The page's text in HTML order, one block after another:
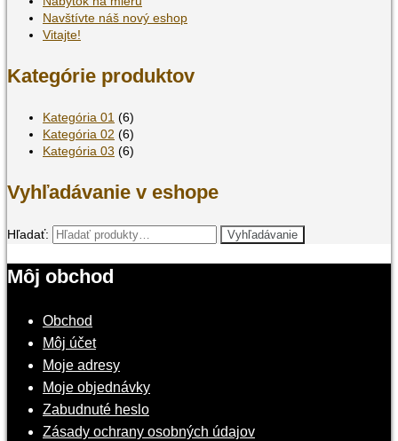
Navštívte náš nový eshop
Vitajte!
Kategórie produktov
Kategória 01 (6)
Kategória 02 (6)
Kategória 03 (6)
Vyhľadávanie v eshope
Hľadať: Vyhľadávanie
Môj obchod
Obchod
Môj účet
Moje adresy
Moje objednávky
Zabudnuté heslo
Zásady ochrany osobných údajov